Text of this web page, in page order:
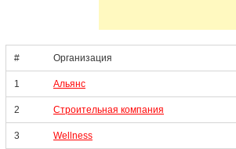
# Организация
1 Альянс
2 Строительная компания
3 Wellness